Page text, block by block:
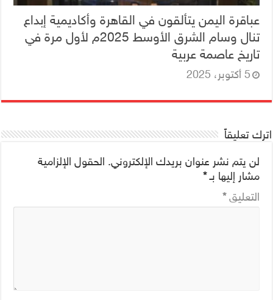
عباقرة اليمن يتألقون في القاهرة وأكاديمية إبداع
تنال وسام الشرق الأوسط 2025م لأول مرة في
تاريخ عاصمة عربية
5 أكتوبر، 2025
اترك تعليقاً
لن يتم نشر عنوان بريدك الإلكتروني. الحقول الإلزامية
مشار إليها بـ*
التعليق*